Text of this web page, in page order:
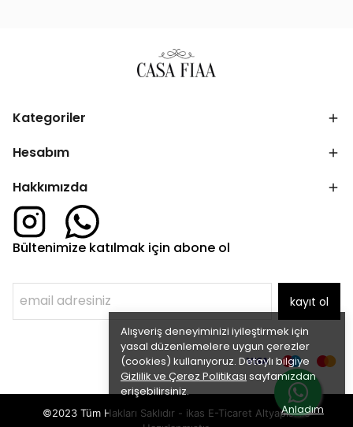
Alışveriş deneyiminizi iyileştirmek için
yasal düzenlemelere uygun çerezler
(cookies) kullanıyoruz. Detaylı bilgiye
Gizlilik ve Çerez Politikası sayfamızdan
erişebilirsiniz.
Anladım
Kategoriler
Hesabım
Hakkımızda
Bültenimize katılmak için abone ol
kayıt ol
©2023 Tüm Hakları Saklıdır - ikas E-Ticaret Altyapısı ile